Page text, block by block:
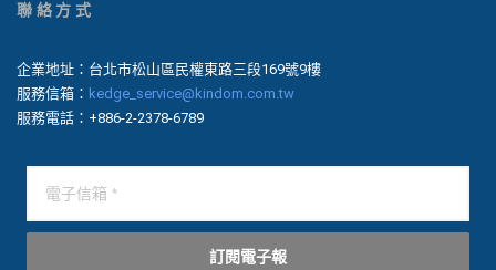
聯絡方式
企業地址：台北市松山區民權東路三段169號9樓
服務信箱： kedge_service@kindom.com.tw
服務電話：+886-2-2378-6789
訂閱電子報